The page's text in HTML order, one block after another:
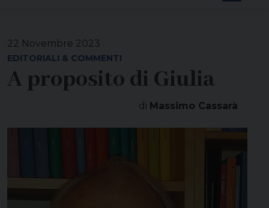
22 Novembre 2023
EDITORIALI & COMMENTI
A proposito di Giulia
di Massimo Cassarà